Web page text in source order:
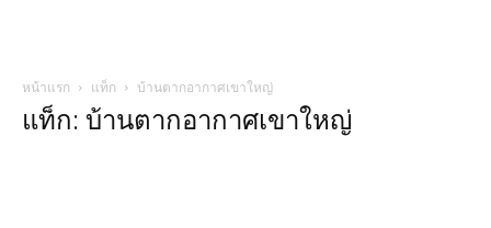
หน้าแรก แท็ก บ้านตากอากาศเขาใหญ่
แท็ก: บ้านตากอากาศเขาใหญ่